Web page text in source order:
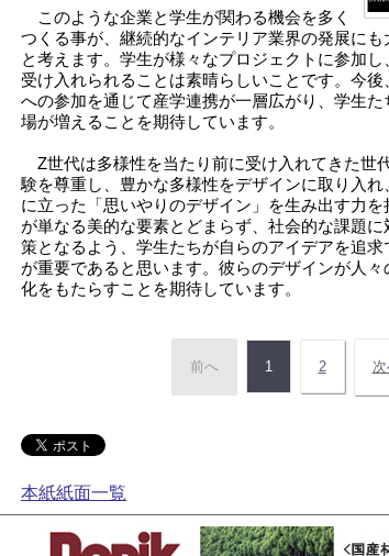
このような企業と学生が関わる機会を多く
つくる事が、継続的なインテリア業界の発展に
と考えます。学生が様々なプロジェクトに参加
受け入れられることは素晴らしいことです。今後
への参加を通じて産学連携が一層広がり、学生
場が増えることを期待しています。
Z世代は多様性を当たり前に受け入れてきた世
験を尊重し、豊かな多様性をデザインに取り入
に立った「思いやりのデザイン」を生み出す力
が単なる美的な要素とどまらず、社会的な課題
策となるよう、学生たちが自らのアイデアを追求
が重要であると思います。彼らのデザインが人
化をもたらすことを期待しています。
前へ 1 2
本紙紙面一覧